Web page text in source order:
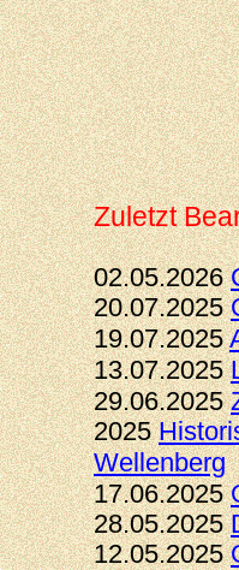
Zuletzt
02.05.2026
20.07.2025
19.07.2025
13.07.2025
29.06.2025
2025
Wellenberg
17.06.2025
28.05.2025
12.05.2025